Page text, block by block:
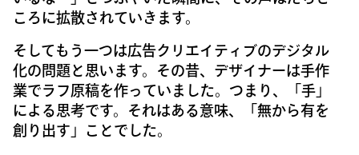
ころに拡散されていきます。
そしてもう一つは広告クリエイティブのデジタル
化の問題と思います。その昔、デザイナーは手作
業でラフ原稿を作っていました。つまり、「手」
による思考です。それはある意味、「無から有を
創り出す」ことでした。